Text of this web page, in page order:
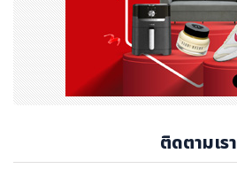
ติดตามเรา